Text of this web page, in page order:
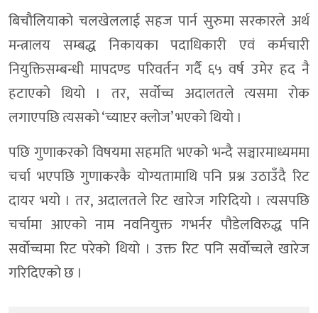
बिचौलियाको चलखेललाई सहज पार्न सुरुमा सरकारले अर्थ
मन्त्रालय सम्बद्ध निकायका पदाधिकारी एवं कर्मचारी
नियुक्तिसम्बन्धी मापदण्ड परिवर्तन गर्दै ६५ वर्ष उमेर हद नै
हटाएको थियो । तर, सर्वोच्च अदालतले त्यसमा रोक
लगाएपछि त्यसको ‘च्याप्टर क्लोज’ भएको थियो ।
पछि गुणाकरको विषयमा सहमति भएको भन्दै सञ्चारमाध्यममा
चर्चा भएपछि गुणाकरकै योग्यतामाथि पनि प्रश्न उठाउँदै रिट
दायर भयो । तर, अदालतले रिट खारेज गरिदियो । त्यसपछि
चर्चामा आएको नाम नवनियुक्त गभर्नर पौडेलविरुद्ध पनि
सर्वोच्चमा रिट परेको थियो । उक्त रिट पनि सर्वोच्चले खारेज
गरिदिएको छ ।